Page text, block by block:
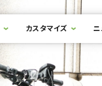
カスタマイズ